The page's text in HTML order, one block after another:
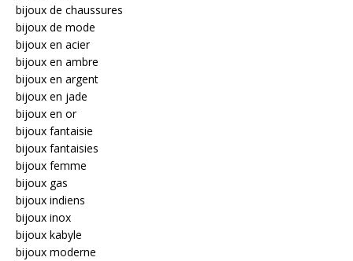
bijoux de chaussures
bijoux de mode
bijoux en acier
bijoux en ambre
bijoux en argent
bijoux en jade
bijoux en or
bijoux fantaisie
bijoux fantaisies
bijoux femme
bijoux gas
bijoux indiens
bijoux inox
bijoux kabyle
bijoux moderne